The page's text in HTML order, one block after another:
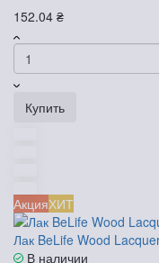
152.04 ₴
Купить
АкцияХИТ
Лак BeLife Wood
В наличии